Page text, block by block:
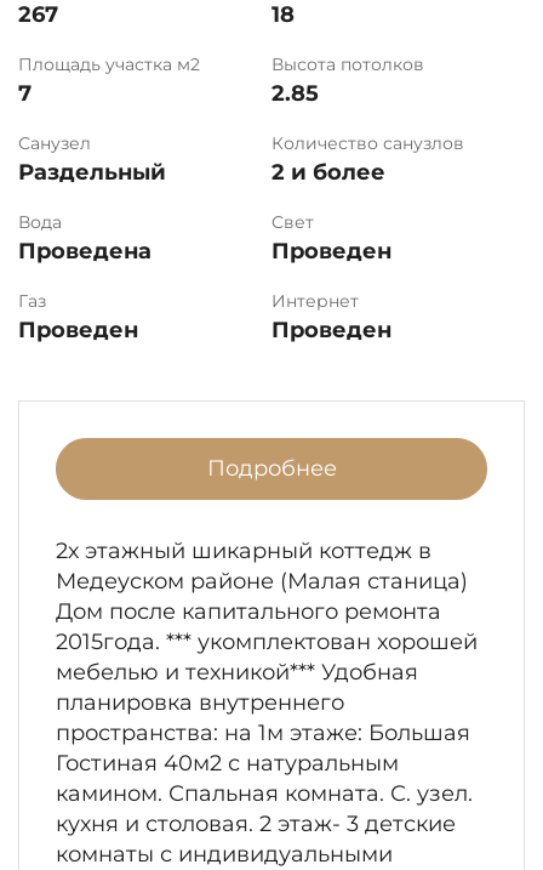
267 18
Площадь участка м2
7
Высота потолков
2.85
Санузел
Раздельный
Количество санузлов
2 и более
Вода
Проведена
Свет
Проведен
Газ
Проведен
Интернет
Проведен
Подробнее
2х этажный шикарный коттедж в
Медеуском районе (Малая станица)
Дом после капитального ремонта
2015года. *** укомплектован хорошей
мебелью и техникой*** Удобная
планировка внутреннего
пространства: на 1м этаже: Большая
Гостиная 40м2 с натуральным
камином. Спальная комната. С. узел.
кухня и столовая. 2 этаж- 3 детские
комнаты с индивидуальными